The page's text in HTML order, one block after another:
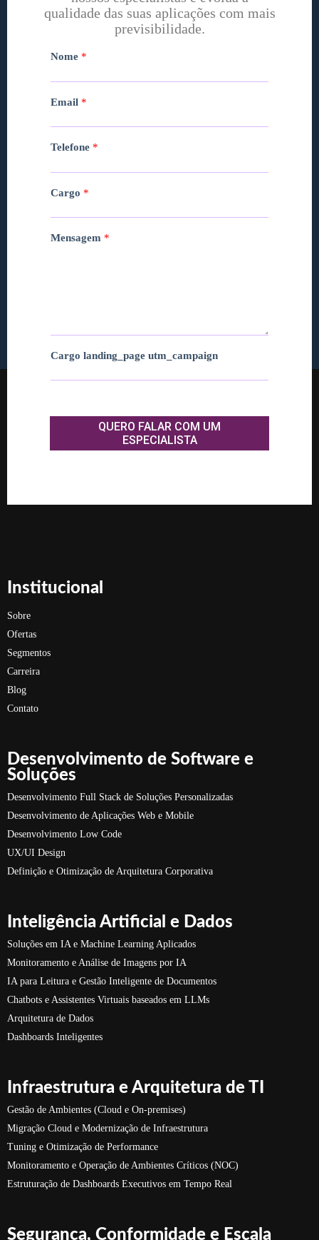
qualidade das suas aplicações com mais
previsibilidade.
Nome *
Email *
Telefone *
Cargo *
Mensagem *
Cargo landing_page utm_campaign
QUERO FALAR COM UM
ESPECIALISTA
Institucional
Sobre
Ofertas
Segmentos
Carreira
Blog
Contato
Desenvolvimento de Software e
Soluções
Desenvolvimento Full Stack de Soluções Personalizadas
Desenvolvimento de Aplicações Web e Mobile
Desenvolvimento Low Code
UX/UI Design
Definição e Otimização de Arquitetura Corporativa
Inteligência Artificial e Dados
Soluções em IA e Machine Learning Aplicados
Monitoramento e Análise de Imagens por IA
IA para Leitura e Gestão Inteligente de Documentos
Chatbots e Assistentes Virtuais baseados em LLMs
Arquitetura de Dados
Dashboards Inteligentes
Infraestrutura e Arquitetura de TI
Gestão de Ambientes (Cloud e On-premises)
Migração Cloud e Modernização de Infraestrutura
Tuning e Otimização de Performance
Monitoramento e Operação de Ambientes Críticos (NOC)
Estruturação de Dashboards Executivos em Tempo Real
Segurança, Conformidade e Escala